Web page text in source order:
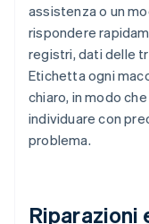
assistenza o un
rispondere
registri, dati delle
Etichetta ogni
chiaro, in modo
individuare con
problema.
Riparazioni